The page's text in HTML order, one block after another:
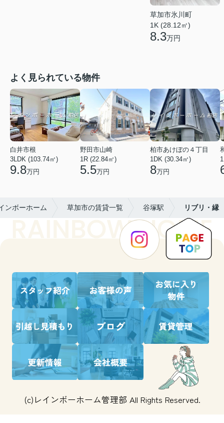
草加市氷川町
1K (28.12㎡)
8.3万円
よく見られている物件
白井市根
3LDK (103.74㎡)
9.8万円
野田市山崎
1R (22.84㎡)
5.5万円
柏市あけぼの４丁目
1DK (30.34㎡)
8万円
ンボーホーム 草加市の賃貸一覧 谷塚駅 リブリ・縁
(c)レインボーホーム管理部 All Rights Reserved.